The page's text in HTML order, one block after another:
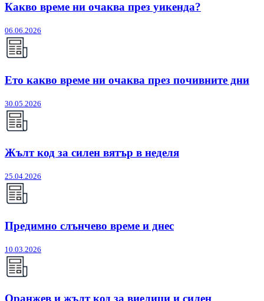
Какво време ни очаква през уикенда?
06.06.2026
Ето какво време ни очаква през почивните дни
30.05.2026
Жълт код за силен вятър в неделя
25.04.2026
Предимно слънчево време и днес
10.03.2026
Оранжев и жълт код за виелици и силен